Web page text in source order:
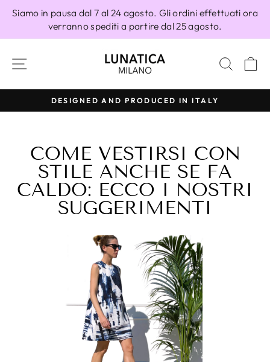
direttamente
Siamo in pausa dal 7 al 24 agosto. Gli ordini effettuati ora
verranno spediti a partire dal 25 agosto.
NAVIGAZIONE DEL SITO
Metti
presentazione
PRODUCED IN ITALY
COME VESTIRSI CON
STILE ANCHE SE FA
CALDO: ECCO I NOSTRI
SUGGERIMENTI